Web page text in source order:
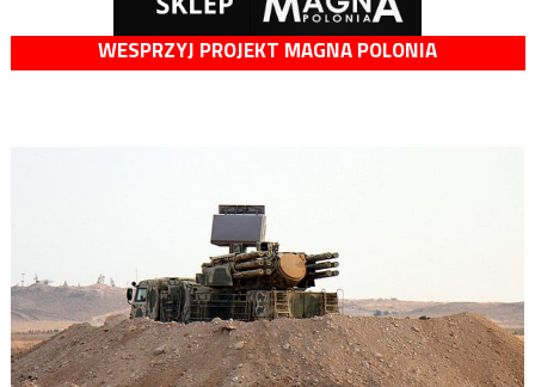
WESPRZYJ PROJEKT MAGNA POLONIA